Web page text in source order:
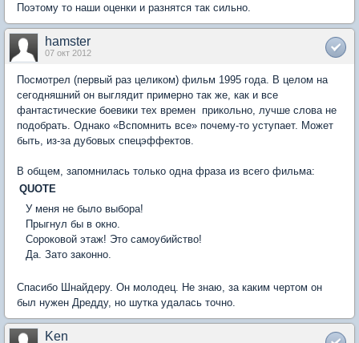
Поэтому то наши оценки и разнятся так сильно.
hamster
07 окт 2012
Посмотрел (первый раз целиком) фильм 1995 года. В целом на
сегодняшний он выглядит примерно так же, как и все
фантастические боевики тех времен  прикольно, лучше слова не
подобрать. Однако «Вспомнить все» почему-то уступает. Может
быть, из-за дубовых спецэффектов.
В общем, запомнилась только одна фраза из всего фильма:
QUOTE
 У меня не было выбора!
 Прыгнул бы в окно.
 Сороковой этаж! Это самоубийство!
 Да. Зато законно.
Спасибо Шнайдеру. Он молодец. Не знаю, за каким чертом он
был нужен Дредду, но шутка удалась точно.
Ken